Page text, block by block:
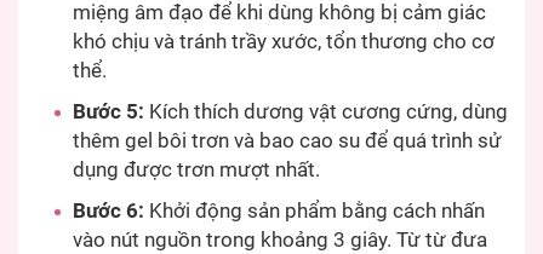
miệng âm đạo để khi dùng không bị cảm giác
khó chịu và tránh trầy xước, tổn thương cho cơ
thể.
Bước 5: Kích thích dương vật cương cứng, dùng
thêm gel bôi trơn và bao cao su để quá trình sử
dụng được trơn mượt nhất.
Bước 6: Khởi động sản phẩm bằng cách nhấn
vào nút nguồn trong khoảng 3 giây. Từ từ đưa